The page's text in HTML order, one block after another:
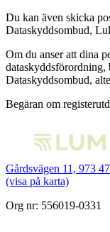
Du kan även skicka
Dataskyddsombud,
Om du anser att dina
dataskyddsförordning,
Dataskyddsombud,
Begäran om
Gårdsvägen 11, 973
(visa på karta)
Org nr: 556019-0331